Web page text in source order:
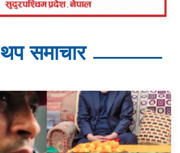
थप समाचार